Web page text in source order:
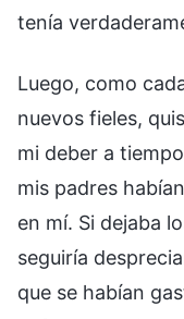
tenía
Luego, como
nuevos fieles,
mi deber a
mis padres
en mí. Si dejaba
seguiría
que se habían